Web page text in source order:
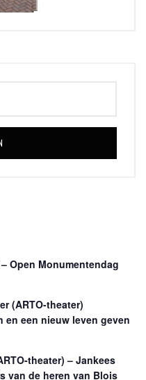
Open Monumentendag
(ARTO-theater)
en een nieuw leven geven
theater) – Jankees
van de heren van Blois